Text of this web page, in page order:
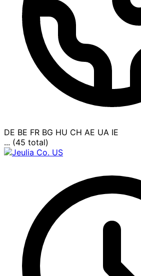
DE BE FR BG HU CH AE UA IE
... (45 total)